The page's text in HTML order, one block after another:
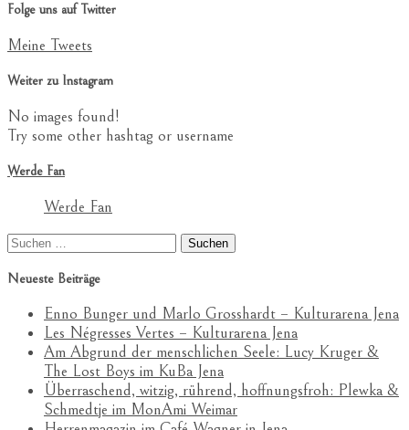
Folge uns auf Twitter
Meine Tweets
Weiter zu Instagram
No images found!
Try some other hashtag or username
Werde Fan
Werde Fan
Suchen
Neueste Beiträge
Enno Bunger und Marlo Grosshardt – Kulturarena Jena
Les Négresses Vertes – Kulturarena Jena
Am Abgrund der menschlichen Seele: Lucy Kruger &
The Lost Boys im KuBa Jena
Überraschend, witzig, rührend, hoffnungsfroh: Plewka &
Schmedtje im MonAmi Weimar